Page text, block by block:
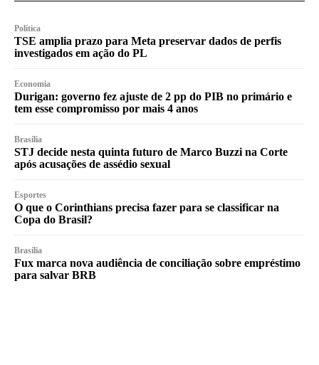
Política
TSE amplia prazo para Meta preservar dados de perfis
investigados em ação do PL
Economia
Durigan: governo fez ajuste de 2 pp do PIB no primário e
tem esse compromisso por mais 4 anos
Brasília
STJ decide nesta quinta futuro de Marco Buzzi na Corte
após acusações de assédio sexual
Esportes
O que o Corinthians precisa fazer para se classificar na
Copa do Brasil?
Brasília
Fux marca nova audiência de conciliação sobre empréstimo
para salvar BRB